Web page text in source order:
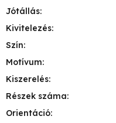
Jótállás:
Kivitelezés:
Szín:
Motívum:
Kiszerelés:
Részek száma:
Orientáció: